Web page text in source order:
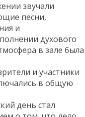
звучали
песни,
и
духового
в зале была
и участники
в общую
день стал